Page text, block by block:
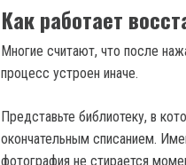
Как работает
Многие считают, что после
процесс устроен иначе.
Представьте библиотеку, в
окончательным списанием.
фотография не стирается